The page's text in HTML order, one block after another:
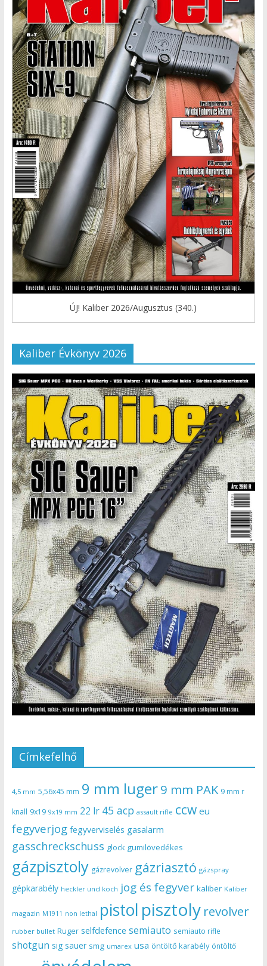
ÚJ! Kaliber 2026/Augusztus (340.)
Kaliber Évkönyv 2026
Címkefelhő
4,5 mm 5,56x45 mm 9 mm luger9 mm PAK 9 mm r
knall 9x19 9x19 mm 22 lr 45 acp assault rifle ccw eu
fegyverjog fegyverviselés gasalarm
gasschreckschuss glock gumilövedékes
gázpisztoly gázrevolver gázriasztó gázspray
gépkarabély heckler und koch jog és fegyver kaliber Kaliber
magazin M1911 non lethal pistol pisztoly revolver
rubber bullet Ruger selfdefence semiauto semiauto rifle
shotgun sig sauer smg umarex usa öntöltő karabély öntöltő